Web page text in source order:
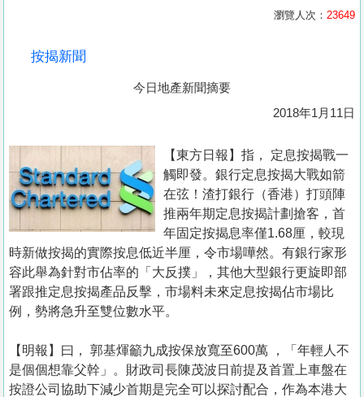
置
業
手
關
於
我
們
瀏覽人次： 23649
按揭新聞
今日地產新聞摘要
2018年1月11日
【東方日報】指， 定息按揭戰一
觸即發。銀行定息按揭大戰如箭
在弦！渣打銀行（香港）打頭陣
推兩年期定息按揭計劃搶客，首
年固定按揭息率僅1.68厘，較現
時新做按揭的實際按息低近半厘，令市場嘩然。有銀行家形
容此舉為針對市佔率的「大反撲」，其他大型銀行更旋即部
署跟推定息按揭產品反擊，市場料未來定息按揭佔市場比
例，勢將急升至雙位數水平。
【明報】曰， 郭基煇籲九成按保放寬至600萬 ，「年輕人不
是個個想靠父幹」。財政司長陳茂波日前提及首置上車盤在
按證公司協助下減少首期是完全可以探討配合，作為本港大